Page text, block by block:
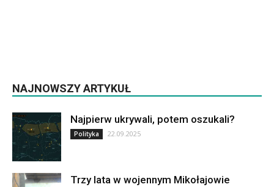
NAJNOWSZY ARTYKUŁ
Najpierw ukrywali, potem oszukali?
Polityka 22.09.2025
Trzy lata w wojennym Mikołajowie